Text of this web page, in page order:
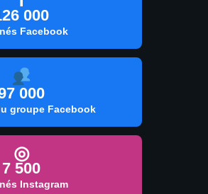
000
Facebook
000
groupe Facebook
◎
7 500
Instagram